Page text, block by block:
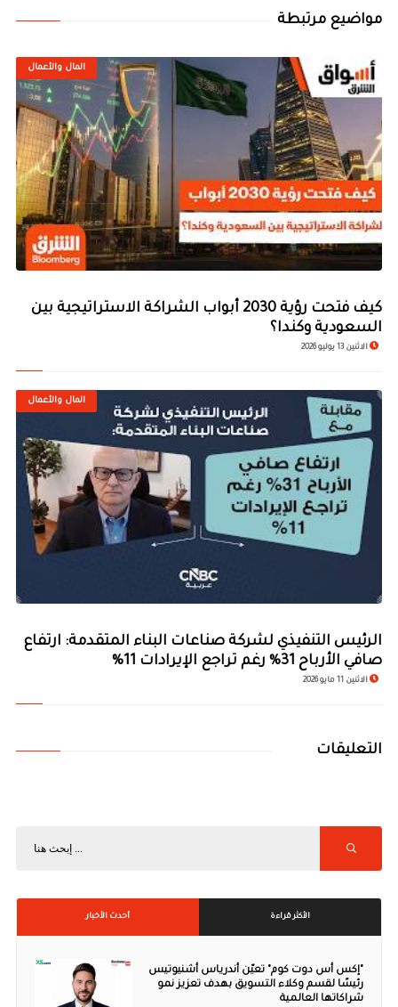
مواضيع مرتبطة
المال والأعمال
كيف فتحت رؤية 2030 أبواب الشراكة الاستراتيجية بين
السعودية وكندا؟
الاثنين 13 يوليو 2026
المال والأعمال
الرئيس التنفيذي لشركة صناعات البناء المتقدمة: ارتفاع
صافي الأرباح 31% رغم تراجع الإيرادات 11%
الاثنين 11 مايو 2026
التعليقات
الأكثر قراءة أحدث الأخبار
"إكس أس دوت كوم" تعيّن أندرياس أشنيوتيس
رئيسًا لقسم وكلاء التسويق بهدف تعزيز نمو
شراكاتها العالمية